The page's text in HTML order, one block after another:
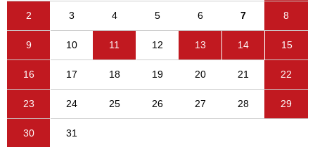
2 3 4 5 6 7 8
9 10 11 12 13 14 15
16 17 18 19 20 21 22
23 24 25 26 27 28 29
30 31